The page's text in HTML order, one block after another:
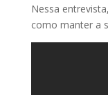
Nessa
como manter a